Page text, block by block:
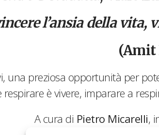
l’ansia della
(Amit
una preziosa opportunità per
respirare è vivere, imparare a
A cura di Pietro Micarelli,